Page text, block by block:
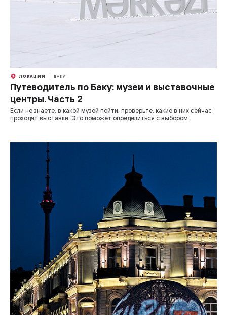
ЛОКАЦИИ БАКУ
Путеводитель по Баку: музеи и выставочные
центры. Часть 2
Если не знаете, в какой музей пойти, проверьте, какие в них сейчас
проходят выставки. Это поможет определиться с выбором.